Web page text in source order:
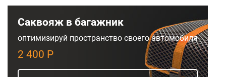
Саквояж в багажник
оптимизируй пространство своего автомобиля
2 400 Р